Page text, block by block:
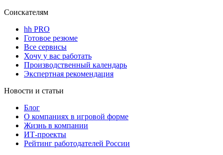
Соискателям
hh PRO
Готовое резюме
Все сервисы
Хочу у вас работать
Производственный календарь
Экспертная рекомендация
Новости и статьи
Блог
О компаниях в игровой форме
Жизнь в компании
ИТ-проекты
Рейтинг работодателей России